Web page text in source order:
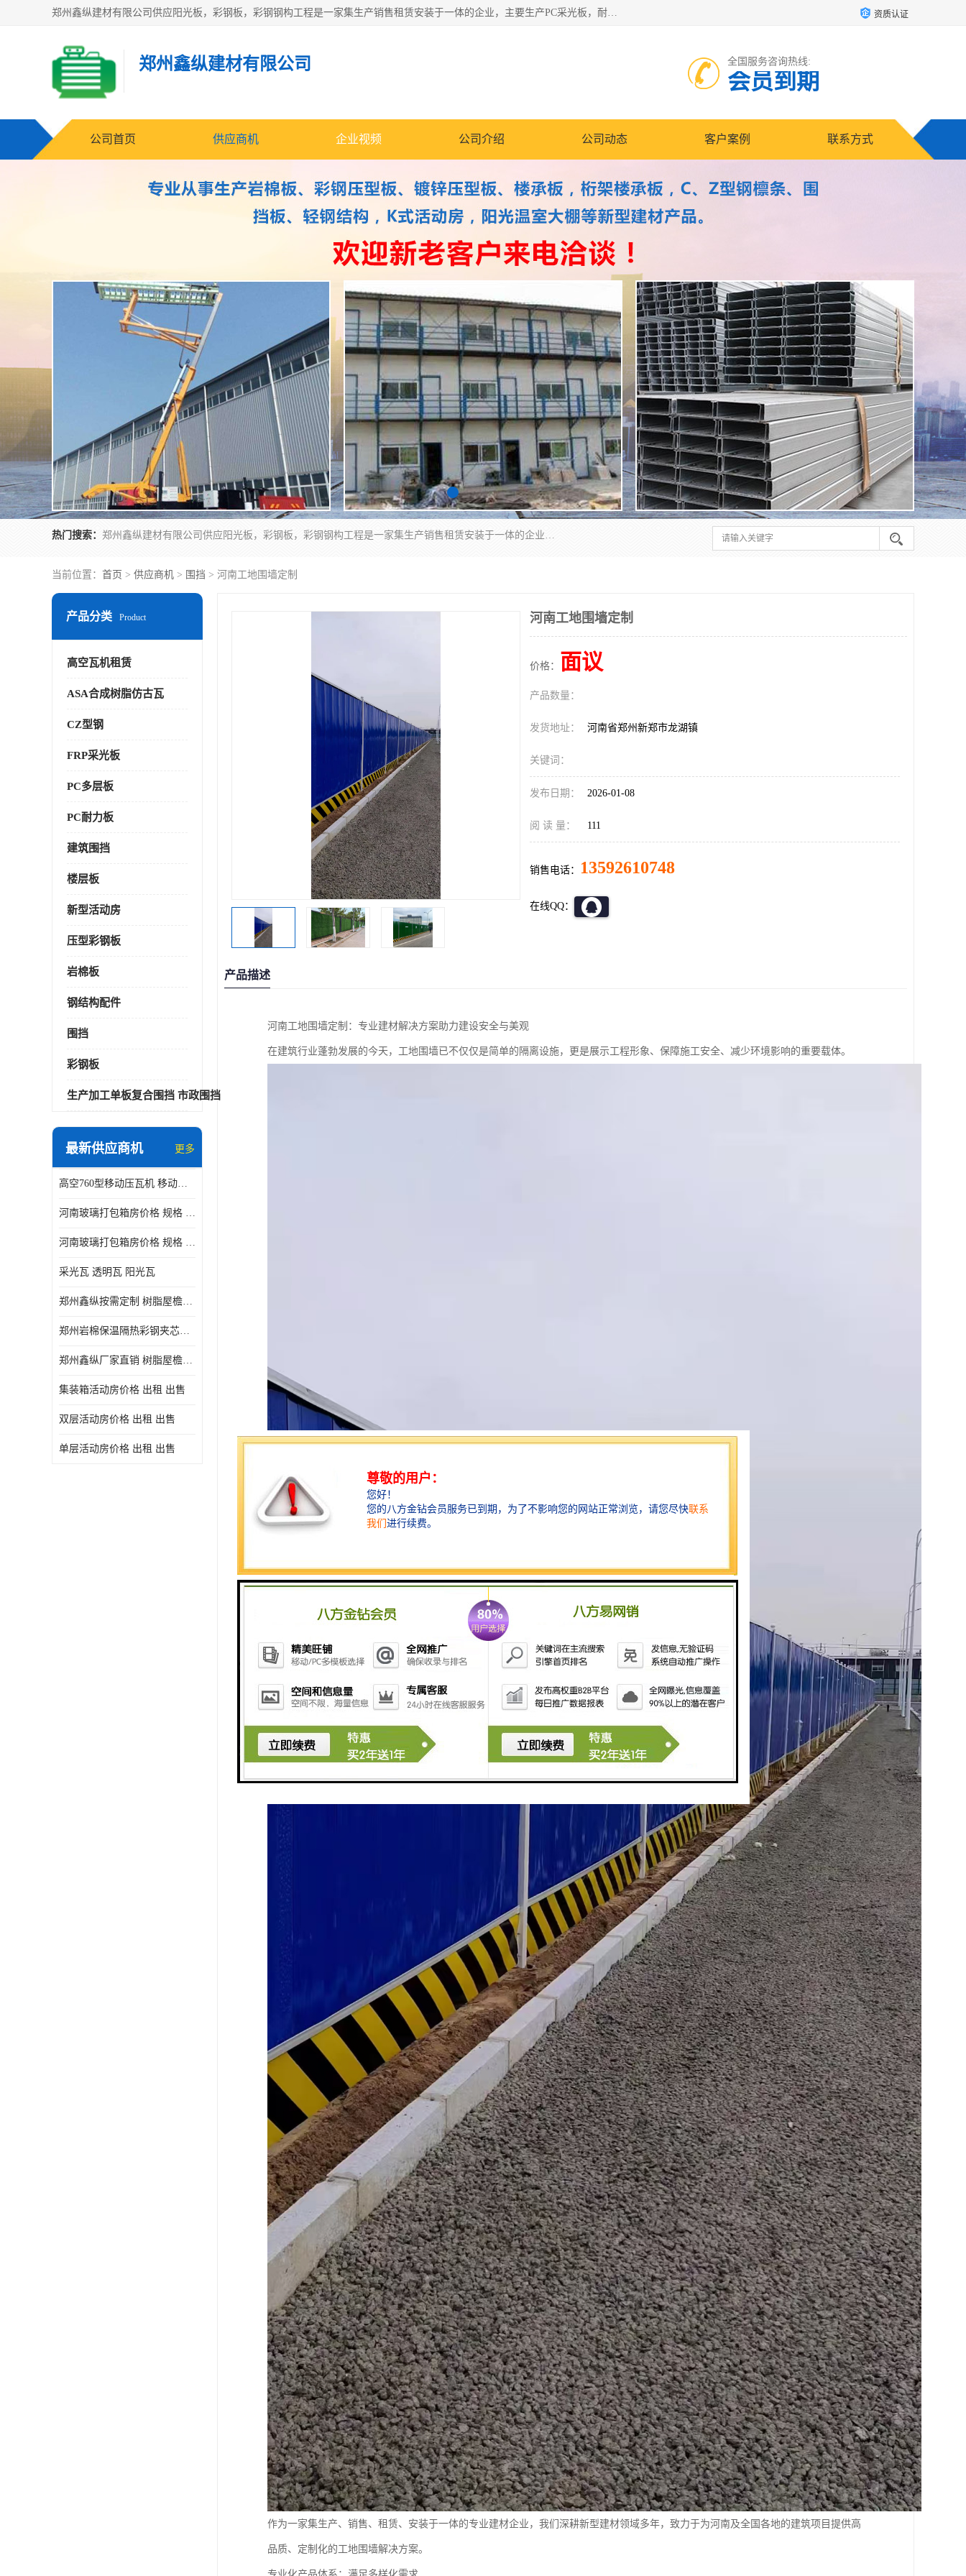
郑州鑫纵建材有限公司供应阳光板，彩钢板，彩钢钢构工程是一家集生产销售租赁安装于一体的企业，主要生产PC采光板，耐力板，仿古琉璃采光板，岩棉板、彩钢压型板、镀锌压型板、桁架楼承板，C、Z型钢檩条、围挡板、轻钢结构，阳光温室大棚等新型建材产品。公司旗下有多台移动式高空压瓦机租赁，承接全国各地业务，专业对外租赁各种型号压瓦机。 资质认证
郑州鑫纵建材有限公司 全国服务咨询热线:
会员到期
公司首页 供应商机 企业视频 公司介绍 公司动态 客户案例 联系方式
热门搜索： 郑州鑫纵建材有限公司供应阳光板，彩钢板，彩钢钢构工程是一家集生产销售租赁安装于一体的企业，主要生产PC采光板，耐力板，仿古琉璃采光板，岩棉板、彩钢压型板、镀锌压型板、桁架楼承板，C、Z型钢檩条、围挡板、轻钢结构，阳光温室大棚等新型建材产品。公司旗下有多台移动式高空压瓦机租赁，承接全国各地业务，专业对外租赁各种型号压瓦机。
当前位置： 首页 > 供应商机 > 围挡 > 河南工地围墙定制
产品分类 Product
高空瓦机租赁
ASA合成树脂仿古瓦
CZ型钢
FRP采光板
PC多层板
PC耐力板
建筑围挡
楼层板
新型活动房
压型彩钢板
岩棉板
钢结构配件
围挡
彩钢板
生产加工单板复合围挡 市政围挡
最新供应商机 更多
高空760型移动压瓦机 移动升降制瓦设备租赁选郑州鑫纵
河南玻璃打包箱房价格 规格 鑫纵建材按需定制
河南玻璃打包箱房价格 规格 鑫纵建材批发
采光瓦 透明瓦 阳光瓦
郑州鑫纵按需定制 树脂屋檐装饰塑料琉璃瓦片 中式仿古瓦的特点 价格
郑州岩棉保温隔热彩钢夹芯板 郑州鑫纵支持定做
郑州鑫纵厂家直销 树脂屋檐装饰塑料琉璃瓦片 中式仿古瓦的特点 价格
集装箱活动房价格 出租 出售
双层活动房价格 出租 出售
单层活动房价格 出租 出售
河南工地围墙定制
价格： 面议
产品数量：
发货地址： 河南省郑州新郑市龙湖镇
关键词：
发布日期： 2026-01-08
阅 读 量： 111
销售电话： 13592610748
在线QQ：
产品描述
河南工地围墙定制：专业建材解决方案助力建设安全与美观
在建筑行业蓬勃发展的今天，工地围墙已不仅仅是简单的隔离设施，更是展示工程形象、保障施工安全、减少环境影响的重要载体。
作为一家集生产、销售、租赁、安装于一体的专业建材企业，我们深耕新型建材领域多年，致力于为河南及全国各地的建筑项目提供高
品质、定制化的工地围墙解决方案。